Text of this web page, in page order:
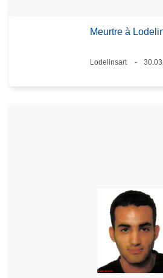
Meurtre à
Standort
Lodelinsart